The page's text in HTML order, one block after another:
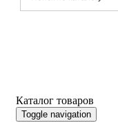
Каталог товаров
Toggle navigation